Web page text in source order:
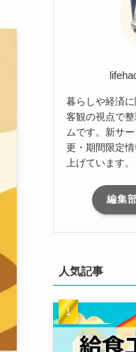
暮らしや経済
客観の視点で
ムです。新サ
更・期間限定
上げています。
編集
人気記事